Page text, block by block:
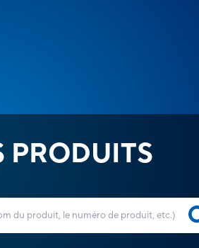
PRODUITS